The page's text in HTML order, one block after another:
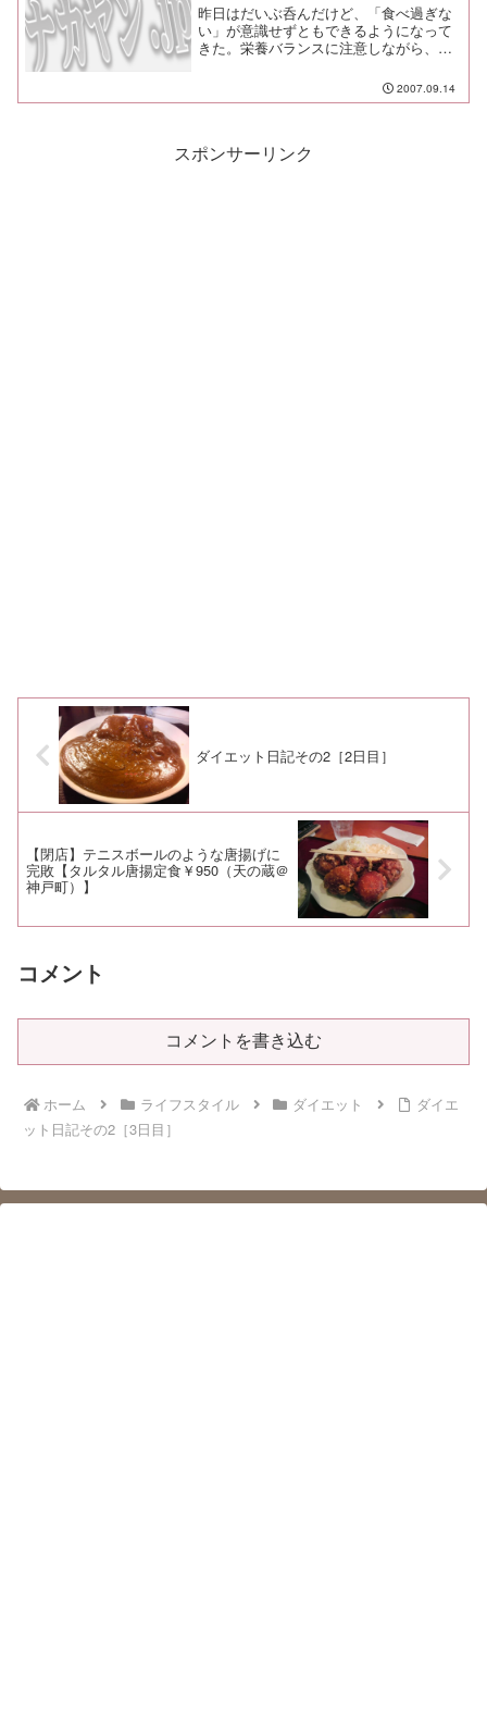
昨日はだいぶ呑んだけど、「食べ過ぎな
い」が意識せずともできるようになって
きた。栄養バランスに注意しながら、正
2007.09.14
スポンサーリンク
ダイエット日記その2［2日目］
【閉店】テニスボールのような唐揚げに
完敗【タルタル唐揚定食￥950（天の蔵＠
神戸町）】
コメント
コメントを書き込む
ホーム ライフスタイル ダイエット
ダイエ
ット日記その2［3日目］